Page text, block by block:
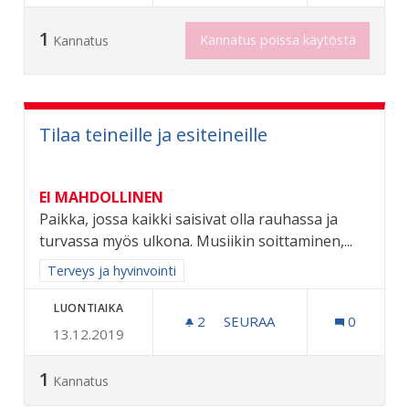
1 Kannatus Kannatus poissa käytöstä
Tilaa teineille ja esiteineille
EI MAHDOLLINEN
Paikka, jossa kaikki saisivat olla rauhassa ja
turvassa myös ulkona. Musiikin soittaminen,...
Rajaa tulokset aihepiirin mukaan: Terveys ja hyvinvointi
Terveys ja hyvinvointi
LUONTIAIKA
13.12.2019
2 2 SEURAAJAA
SEURAA 0
1 Kannatus